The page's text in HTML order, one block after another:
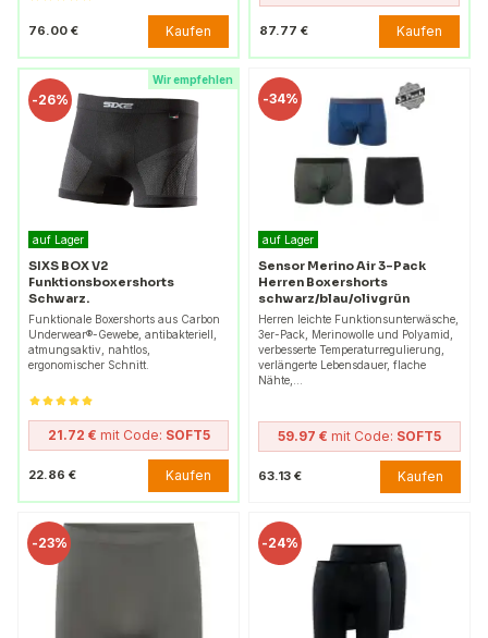
76.00 € Kaufen 87.77 € Kaufen
Wir empfehlen
-26%
auf Lager
SIXS BOX V2
Funktionsboxershorts
Schwarz.
Funktionale Boxershorts aus Carbon
Underwear®-Gewebe, antibakteriell,
atmungsaktiv, nahtlos,
ergonomischer Schnitt.
21.72 € mit Code: SOFT5
22.86 € Kaufen
-34%
auf Lager
Sensor Merino Air 3-Pack
Herren Boxershorts
schwarz/blau/olivgrün
Herren leichte Funktionsunterwäsche,
3er-Pack, Merinowolle und Polyamid,
verbesserte Temperaturregulierung,
verlängerte Lebensdauer, flache
Nähte,…
59.97 € mit Code: SOFT5
63.13 € Kaufen
-23% -24%